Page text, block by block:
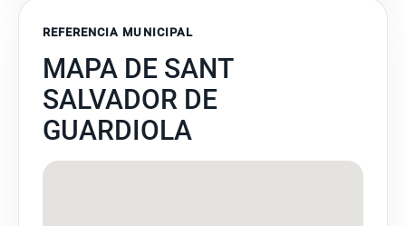
REFERENCIA MUNICIPAL
MAPA DE SANT
SALVADOR DE
GUARDIOLA